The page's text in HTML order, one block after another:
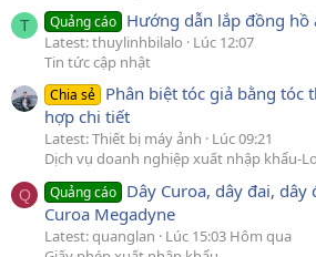
T Quảng cáo Hướng dẫn lắp đồng hồ
Latest: thuylinhbilalo
Lúc 12:07
Tin tức cập nhật
Chia sẻ Phân biệt tóc giả bằng tóc
hợp chi tiết
Latest: Thiết bị máy ảnh
Lúc 09:21
Dịch vụ doanh nghiệp xuất nhập khẩu-
Q Quảng cáo Dây Curoa, dây đai, dây
Curoa Megadyne
Latest: quanglan
Lúc 15:03 Hôm qua